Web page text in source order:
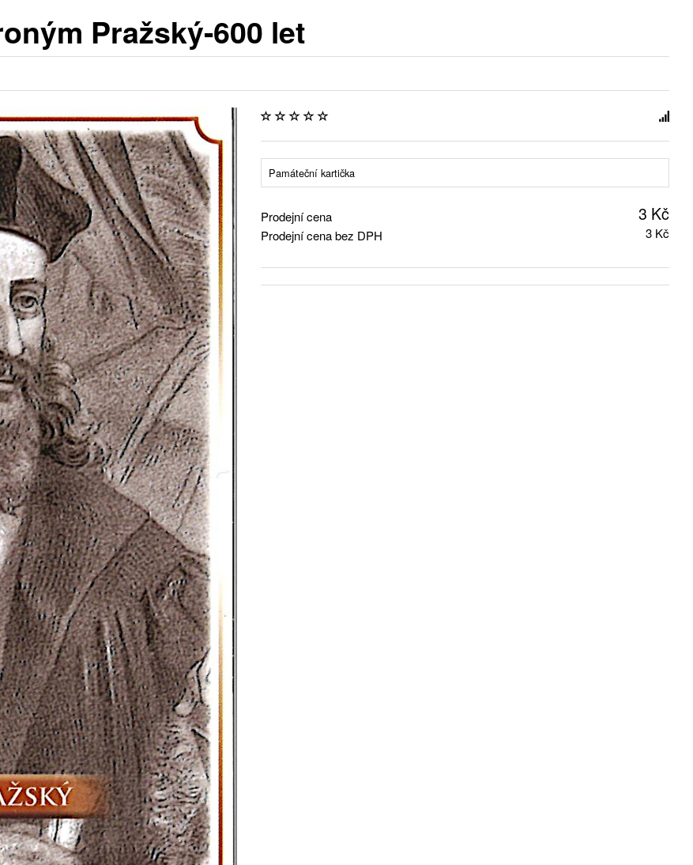
Pražský-600 let
Památeční kartička
Prodejní cena 3 Kč
Prodejní cena bez DPH 3 Kč